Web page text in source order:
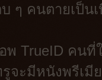
ๆ คนตายเป็น
พ TrueID คน
จะมีหนังพรีเมี